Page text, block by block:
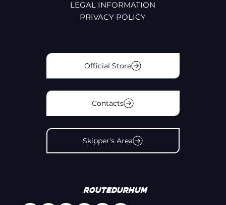
LEGAL INFORMATION
PRIVACY POLICY
Official Store
Contacts
Skipper's Area
#Routedurhum